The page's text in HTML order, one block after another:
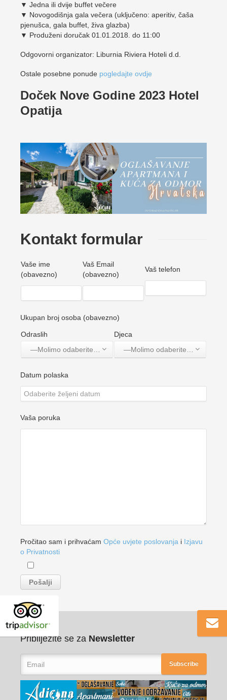
▼ Jedna ili dvije buffet večere
▼ Novogodišnja gala večera (uključeno: aperitiv, čaša
pjenušca, gala buffet, živa glazba)
▼ Produženi doručak 01.01.2018. do 11:00
Odgovorni organizator: Liburnia Riviera Hoteli d.d.
Ostale posebne ponude pogledajte ovdje
Doček Nove Godine 2023 Hotel
Opatija
Kontakt formular
Vaše ime
(obavezno)
Vaš Email
(obavezno)
Vaš telefon
Ukupan broj osoba (obavezno)
Odraslih
—Molimo odaberite jednu opciju—
Djeca
—Molimo odaberite jednu opciju—
Datum polaska
Vaša poruka
Pročitao sam i prihvaćam Opće uvjete poslovanja i Izjavu
o Privatnosti
Pribilježite se za Newsletter
Subscribe